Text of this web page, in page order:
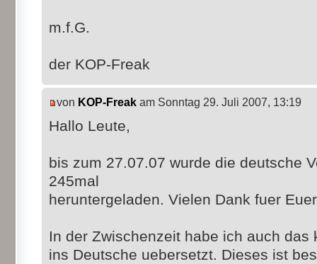
m.f.G.
der KOP-Freak
von KOP-Freak am Sonntag 29. Juli 2007, 13:19
Hallo Leute,
bis zum 27.07.07 wurde die deutsche
245mal
heruntergeladen. Vielen Dank fuer
In der Zwischenzeit habe ich auch das
ins Deutsche uebersetzt. Dieses ist